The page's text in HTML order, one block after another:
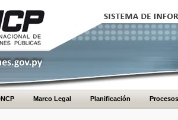
Marco Legal Planificación Procesos